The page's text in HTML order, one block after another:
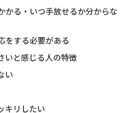
かる・いつ手放せるか分からな
をする必要がある
いと感じる人の特徴
い
キリしたい